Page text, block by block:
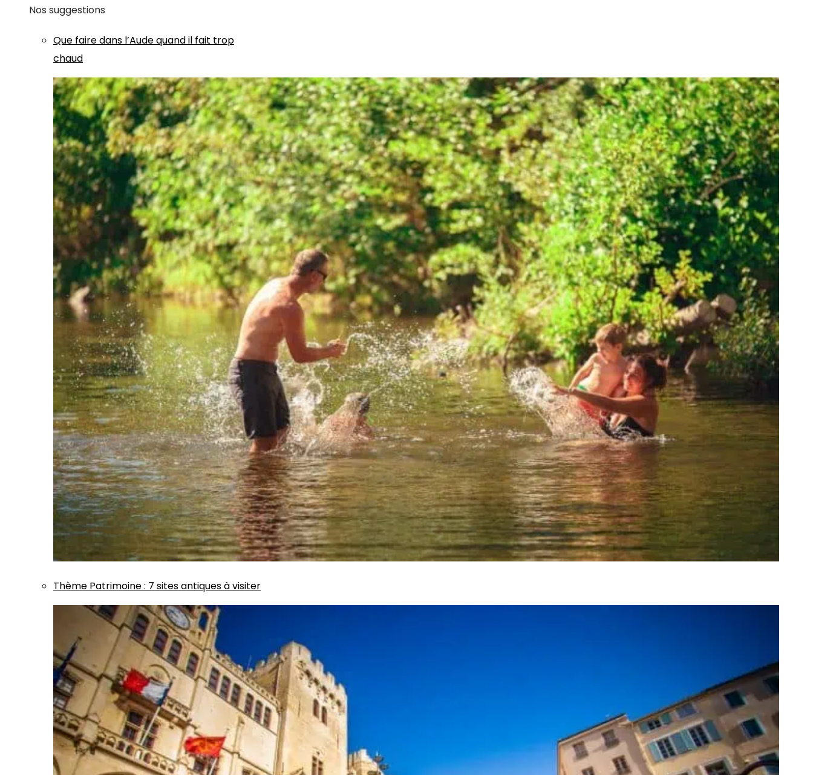
Nos suggestions
Que faire dans l’Aude quand il fait trop
chaud
Thème Patrimoine: 7 sites antiques à visiter